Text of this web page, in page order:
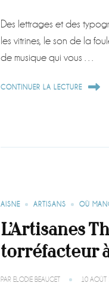
Des lettrages et des
les vitrines, le son de la
de musique qui vous …
CONTINUER LA LECTURE
AISNE ARTISANS OÙ
L’Artisanes
torréfacteur
PAR ELODIE BEAUGET 10 AOÛT